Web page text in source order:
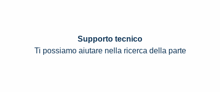
Supporto tecnico
Ti possiamo aiutare nella ricerca della parte